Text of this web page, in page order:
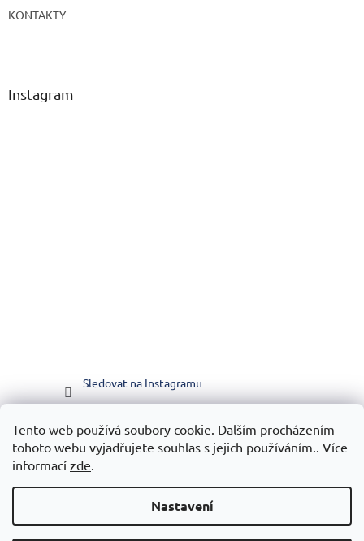
Tento web používá soubory cookie. Dalším procházením
tohoto webu vyjadřujete souhlas s jejich používáním.. Více
informací zde.
Nastavení
KONTAKTY
Instagram
Sledovat na Instagramu
Vytvořilo WEBICO.CZ
Vytvořil Shoptet